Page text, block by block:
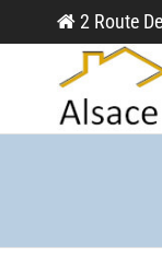
to
2 Route